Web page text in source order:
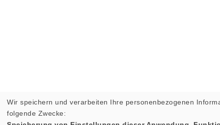
Wir speichern und verarbeiten Ihre personenbezogenen
folgende Zwecke: